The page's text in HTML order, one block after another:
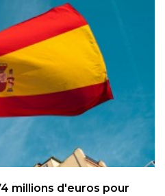
millions d'euros pour